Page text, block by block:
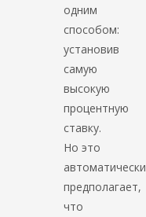
одним
способом:
установив
самую
высокую
процентную
ставку.
Но это
автоматически
предполагает,
что